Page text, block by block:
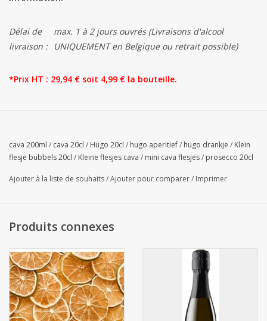
Délai de
livraison :
max. 1 à 2 jours ouvrés (Livraisons d'alcool
UNIQUEMENT en Belgique ou retrait possible)
*Prix HT : 29,94 € soit 4,99 € la bouteille.
cava 200ml / cava 20cl / Hugo 20cl / hugo aperitief/ hugo drankje / Klein
flesje bubbels 20cl / Kleine flesjes cava / mini cava flesjes/ prosecco 20cl
Ajouter à la liste de souhaits/Ajouter pour comparer/ Imprimer
Produits connexes